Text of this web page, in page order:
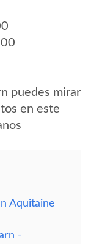
puedes mirar
en este
Aquitaine
-